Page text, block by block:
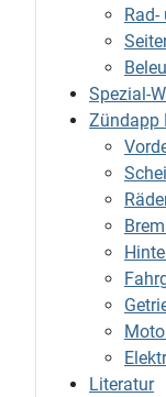
Spezial-
Zündapp
Literatur